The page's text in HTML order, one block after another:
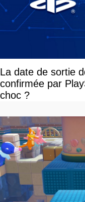
La date de sortie
confirmée par
choc ?